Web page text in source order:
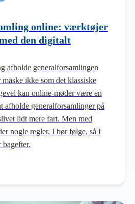
online: værktøjer
den digitalt
afholde generalforsamlingen
ikke som det klassiske
kan online-møder være en
afholde generalforsamlinger på
lidt mere fart. Men med
nogle regler, I bør følge, så I